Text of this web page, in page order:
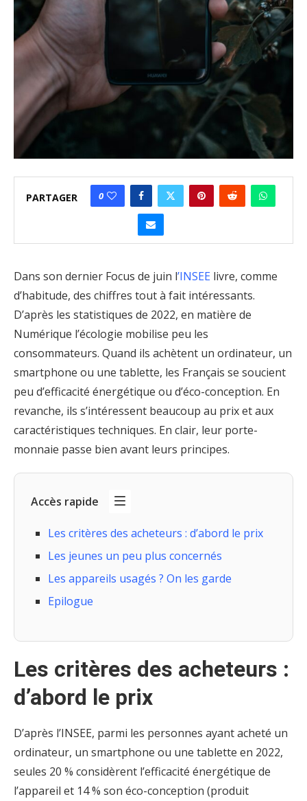
PARTAGER 0
Dans son dernier Focus de juin l’INSEE livre, comme
d’habitude, des chiffres tout à fait intéressants.
D’après les statistiques de 2022, en matière de
Numérique l’écologie mobilise peu les
consommateurs. Quand ils achètent un ordinateur, un
smartphone ou une tablette, les Français se soucient
peu d’efficacité énergétique ou d’éco-conception. En
revanche, ils s’intéressent beaucoup au prix et aux
caractéristiques techniques. En clair, leur porte-
monnaie passe bien avant leurs principes.
Accès rapide
Les critères des acheteurs : d’abord le prix
Les jeunes un peu plus concernés
Les appareils usagés ? On les garde
Epilogue
Les critères des acheteurs :
d’abord le prix
D’après l’INSEE, parmi les personnes ayant acheté un
ordinateur, un smartphone ou une tablette en 2022,
seules 20 % considèrent l’efficacité énergétique de
l’appareil et 14 % son éco-conception (produit